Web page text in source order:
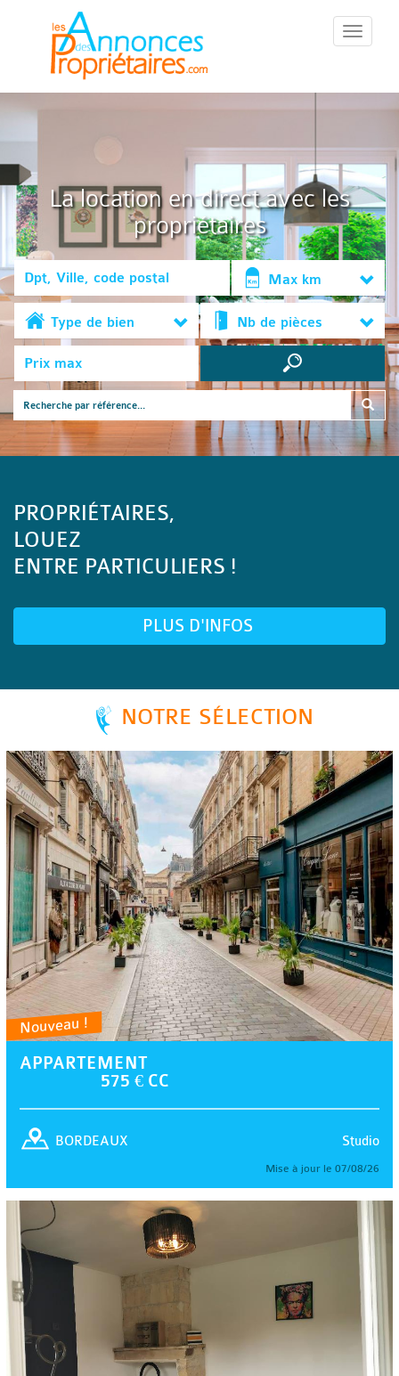
::Menu::
La location en direct avec les
propriétaires
Max km
Type de bien Nb de pièces
PROPRIÉTAIRES,
LOUEZ
ENTRE PARTICULIERS !
PLUS D'INFOS
NOTRE SÉLECTION
Nouveau !
APPARTEMENT
575 € CC
Studio
BORDEAUX
Mise à jour le 07/08/26